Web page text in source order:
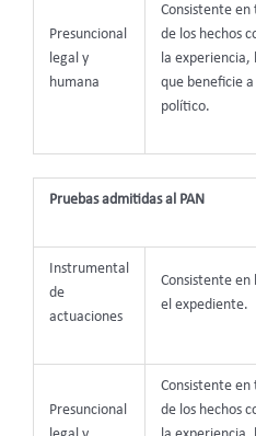
Presuncional
legal y
humana
Consistente en
de los hechos
la experiencia,
que beneficie
político.
Pruebas admitidas al PAN
Instrumental
de
actuaciones
Consistente en
el expediente.
Presuncional
Consistente en
de los hechos